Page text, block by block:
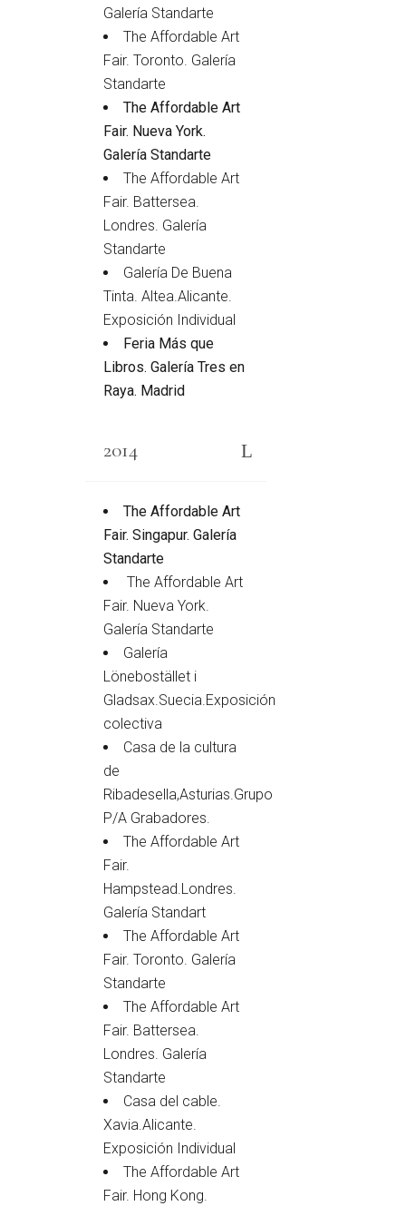
Galería Standarte
The Affordable Art
Fair. Toronto. Galería
Standarte
The Affordable Art
Fair. Nueva York.
Galería Standarte
The Affordable Art
Fair. Battersea.
Londres. Galería
Standarte
Galería De Buena
Tinta. Altea.Alicante.
Exposición Individual
Feria Más que
Libros. Galería Tres en
Raya. Madrid
2014
The Affordable Art
Fair. Singapur. Galería
Standarte
The Affordable Art
Fair. Nueva York.
Galería Standarte
Galería
Lönebostället i
Gladsax.Suecia.Exposición
colectiva
Casa de la cultura
de
Ribadesella,Asturias.Grupo
P/A Grabadores.
The Affordable Art
Fair.
Hampstead.Londres.
Galería Standart
The Affordable Art
Fair. Toronto. Galería
Standarte
The Affordable Art
Fair. Battersea.
Londres. Galería
Standarte
Casa del cable.
Xavia.Alicante.
Exposición Individual
The Affordable Art
Fair. Hong Kong.